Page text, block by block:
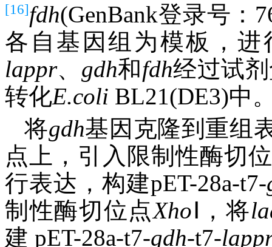
[16]fdh(GenBank登录号：
各自基因组为模板，进
lappr、 gdh和fdh经过试
转化E.coli BL21(DE3)中
将gdh基因克隆到重组
点上，引入限制性酶切
行表达，构建pET-28a-t7-
制性酶切位点XhoⅠ，将
建pET-28a-t7-gdh-t7-